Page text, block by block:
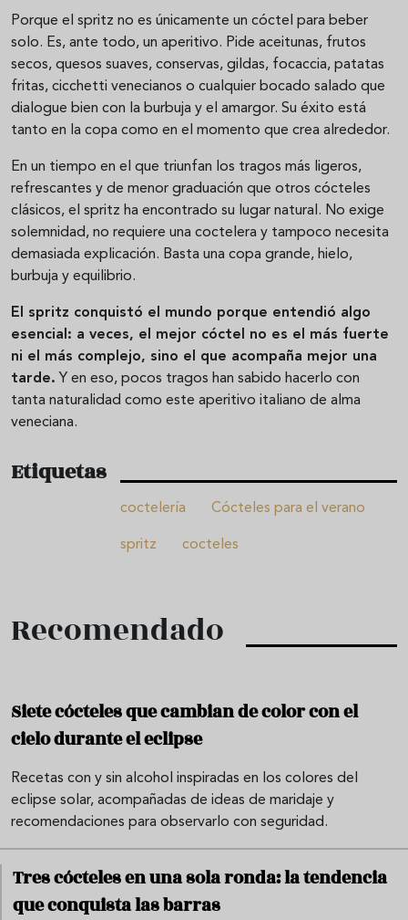
Porque el spritz no es únicamente un cóctel para beber
solo. Es, ante todo, un aperitivo. Pide aceitunas, frutos
secos, quesos suaves, conservas, gildas, focaccia, patatas
fritas, cicchetti venecianos o cualquier bocado salado que
dialogue bien con la burbuja y el amargor. Su éxito está
tanto en la copa como en el momento que crea alrededor.
En un tiempo en el que triunfan los tragos más ligeros,
refrescantes y de menor graduación que otros cócteles
clásicos, el spritz ha encontrado su lugar natural. No exige
solemnidad, no requiere una coctelera y tampoco necesita
demasiada explicación. Basta una copa grande, hielo,
burbuja y equilibrio.
El spritz conquistó el mundo porque entendió algo
esencial: a veces, el mejor cóctel no es el más fuerte
ni el más complejo, sino el que acompaña mejor una
tarde. Y en eso, pocos tragos han sabido hacerlo con
tanta naturalidad como este aperitivo italiano de alma
veneciana.
Etiquetas
coctelería Cócteles para el verano
spritz cocteles
Recomendado
Siete cócteles que cambian de color con el
cielo durante el eclipse
Recetas con y sin alcohol inspiradas en los colores del
eclipse solar, acompañadas de ideas de maridaje y
recomendaciones para observarlo con seguridad.
Tres cócteles en una sola ronda: la tendencia
que conquista las barras